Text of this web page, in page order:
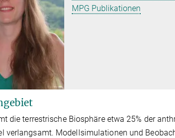
MPG Publikationen
die terrestrische Biosphäre etwa 25% der
verlangsamt. Modellsimulationen und